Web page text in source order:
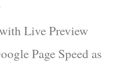
Live Preview
Page Speed as